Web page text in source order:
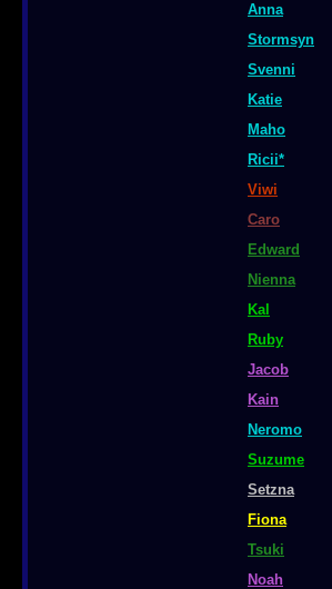
Anna
Stormsyn
Svenni
Katie
Maho
Ricii*
Viwi
Caro
Edward
Nienna
Kal
Ruby
Jacob
Kain
Neromo
Suzume
Setzna
Fiona
Tsuki
Noah